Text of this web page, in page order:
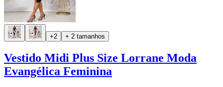
+2 + 2 tamanhos
Vestido Midi Plus Size Lorrane Moda
Evangélica Feminina